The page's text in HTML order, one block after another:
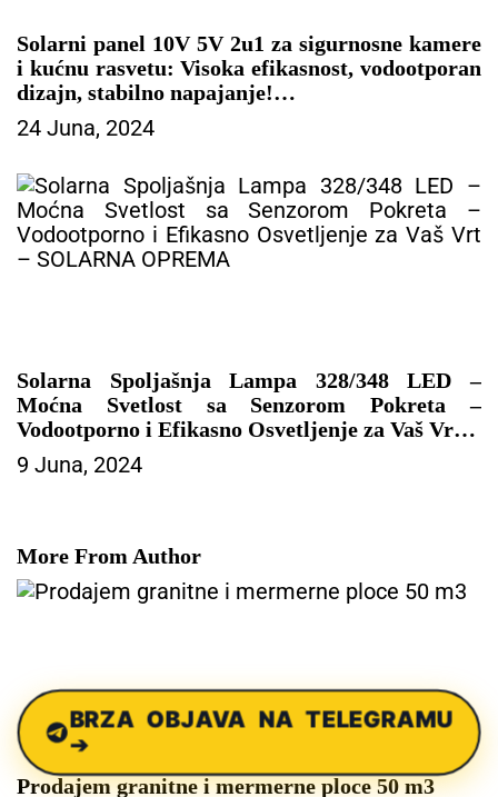
BRZA OBJAVA NA TELEGRAMU
➔
Solarni panel 10V 5V 2u1 za sigurnosne kamere
i kućnu rasvetu: Visoka efikasnost, vodootporan
dizajn, stabilno napajanje!
– SOLARNA OPREMA
24 Juna, 2024
Solarna Spoljašnja Lampa 328/348 LED –
Moćna Svetlost sa Senzorom Pokreta –
Vodootporno i Efikasno Osvetljenje za Vaš Vrt
– SOLARNA OPREMA
9 Juna, 2024
More From Author
Prodajem granitne i mermerne ploce 50 m3